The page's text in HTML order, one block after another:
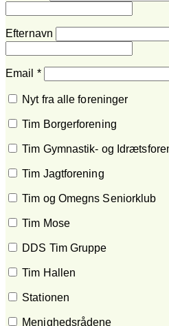
Efternavn
Email *
Nyt fra alle foreninger
Tim Borgerforening
Tim Gymnastik- og
Tim Jagtforening
Tim og Omegns Seniorklub
Tim Mose
DDS Tim Gruppe
Tim Hallen
Stationen
Menighedsrådene